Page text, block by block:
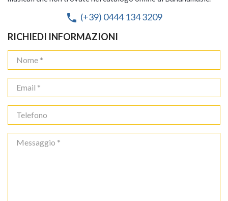
phone (+39) 0444 134 3209
RICHIEDI INFORMAZIONI